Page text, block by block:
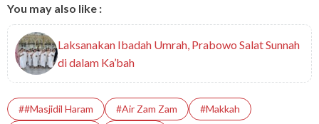
You may also like :
Laksanakan Ibadah Umrah, Prabowo Salat Sunnah
di dalam Ka’bah
##Masjidil Haram #Air Zam Zam
#Makkah